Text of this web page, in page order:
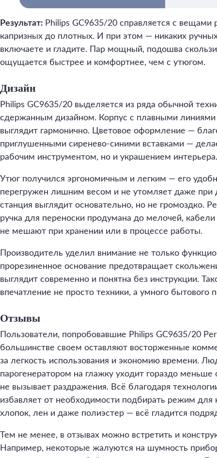
Результат: Philips GC9635/20 справляется с вещами
капризных до плотных. И при этом — никаких
включаете и гладите. Пар мощный, подошва
ощущается быстрее и комфортнее, чем с утюгом.
Дизайн
Philips GC9635/20 выделяется из ряда обычной
сдержанным дизайном. Корпус с плавными
выглядит гармонично. Цветовое оформление —
приглушенными сиренево-синими вставками —
рабочим инструментом, но и украшением интерьера.
Утюг получился эргономичным и легким — его
перегружен лишним весом и не утомляет даже при
станция выглядит основательно, но не громоздко.
ручка для переноски продумана до мелочей,
не мешают при хранении или в процессе работы.
Производитель уделил внимание не только
прорезиненное основание предотвращает
выглядит современно и понятна без инструкции.
впечатление не просто техники, а умного бытового
Отзывы
Пользователи, попробовавшие Philips GC9635/20
большинстве своем оставляют восторженные
за легкость использования и экономию времени.
парогенератором на глажку уходит гораздо
не вызывает раздражения. Всё благодаря
избавляет от необходимости подбирать режим для
хлопок, лен и даже полиэстер — всё гладится
Тем не менее, в отзывах можно встретить и
Например, некоторые жалуются на шумность